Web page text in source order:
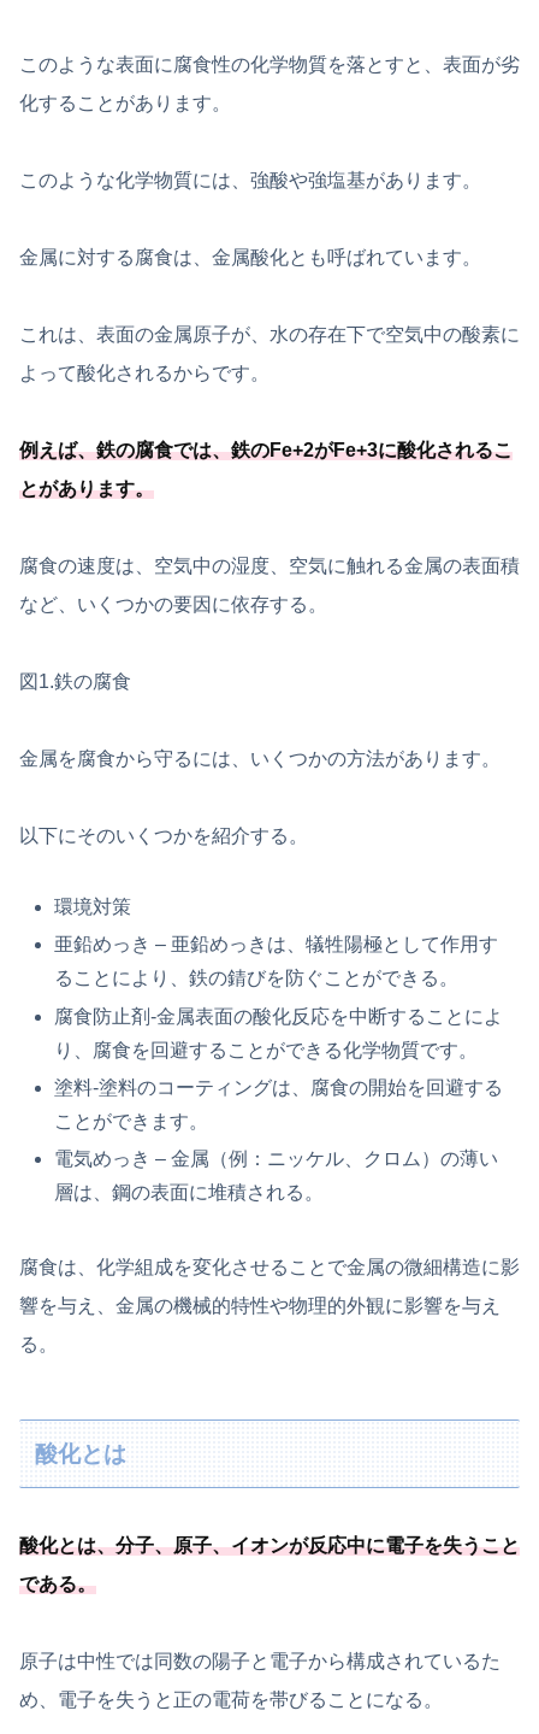
このような表面に腐食性の化学物質を落とすと、表面が劣
化することがあります。
このような化学物質には、強酸や強塩基があります。
金属に対する腐食は、金属酸化とも呼ばれています。
これは、表面の金属原子が、水の存在下で空気中の酸素に
よって酸化されるからです。
例えば、鉄の腐食では、鉄のFe+2がFe+3に酸化されるこ
とがあります。
腐食の速度は、空気中の湿度、空気に触れる金属の表面積
など、いくつかの要因に依存する。
図1.鉄の腐食
金属を腐食から守るには、いくつかの方法があります。
以下にそのいくつかを紹介する。
環境対策
亜鉛めっき – 亜鉛めっきは、犠牲陽極として作用す
ることにより、鉄の錆びを防ぐことができる。
腐食防止剤-金属表面の酸化反応を中断することによ
り、腐食を回避することができる化学物質です。
塗料-塗料のコーティングは、腐食の開始を回避する
ことができます。
電気めっき – 金属（例：ニッケル、クロム）の薄い
層は、鋼の表面に堆積される。
腐食は、化学組成を変化させることで金属の微細構造に影
響を与え、金属の機械的特性や物理的外観に影響を与え
る。
酸化とは
酸化とは、分子、原子、イオンが反応中に電子を失うこと
である。
原子は中性では同数の陽子と電子から構成されているた
め、電子を失うと正の電荷を帯びることになる。